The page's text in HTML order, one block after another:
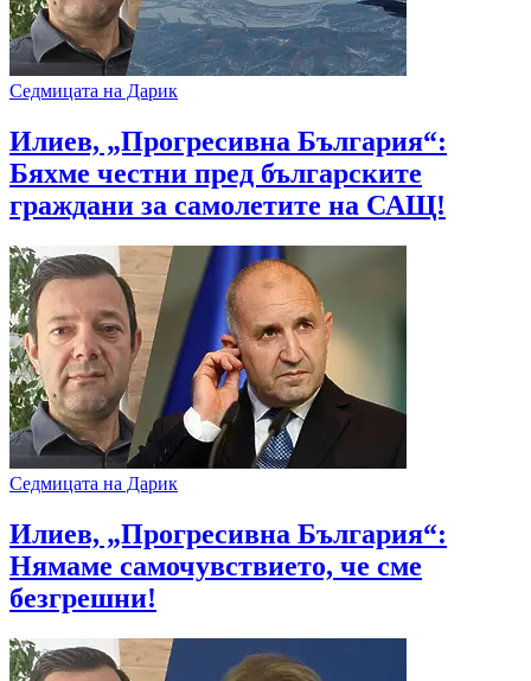
Седмицата на Дарик
Илиев, „Прогресивна България“:
Бяхме честни пред българските
граждани за самолетите на САЩ!
Седмицата на Дарик
Илиев, „Прогресивна България“:
Нямаме самочувствието, че сме
безгрешни!